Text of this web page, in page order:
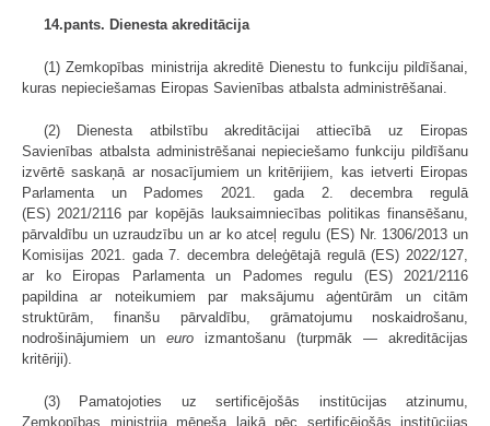
14.pants. Dienesta akreditācija
(1) Zemkopības ministrija akreditē Dienestu to funkciju pildīšanai,
kuras nepieciešamas Eiropas Savienības atbalsta administrēšanai.
(2) Dienesta atbilstību akreditācijai attiecībā uz Eiropas
Savienības atbalsta administrēšanai nepieciešamo funkciju pildīšanu
izvērtē saskaņā ar nosacījumiem un kritērijiem, kas ietverti Eiropas
Parlamenta un Padomes 2021. gada 2. decembra regulā
(ES) 2021/2116 par kopējās lauksaimniecības politikas finansēšanu,
pārvaldību un uzraudzību un ar ko atceļ regulu (ES) Nr. 1306/2013 un
Komisijas 2021. gada 7. decembra deleģētajā regulā (ES) 2022/127,
ar ko Eiropas Parlamenta un Padomes regulu (ES) 2021/2116
papildina ar noteikumiem par maksājumu aģentūrām un citām
struktūrām, finanšu pārvaldību, grāmatojumu noskaidrošanu,
nodrošinājumiem un euro izmantošanu (turpmāk — akreditācijas
kritēriji).
(3) Pamatojoties uz sertificējošās institūcijas atzinumu,
Zemkopības ministrija mēneša laikā pēc sertificējošās institūcijas